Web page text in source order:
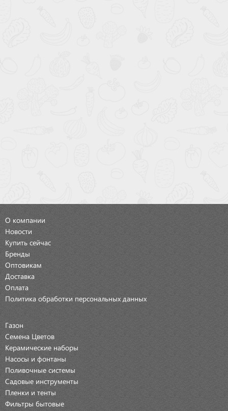
О компании
Новости
Купить сейчас
Бренды
Оптовикам
Доставка
Оплата
Политика обработки персональных данных
Газон
Семена Цветов
Керамические наборы
Насосы и фонтаны
Поливочные системы
Садовые инструменты
Пленки и тенты
Фильтры бытовые